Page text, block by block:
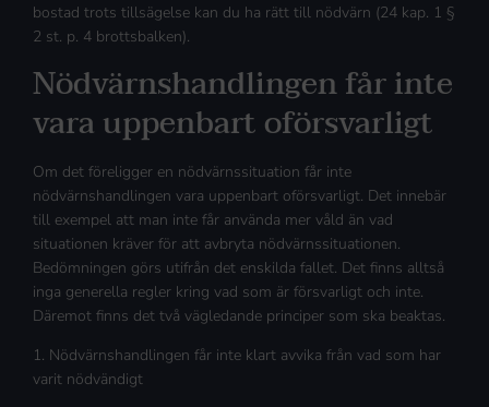
bostad trots tillsägelse kan du ha rätt till nödvärn (24 kap. 1 §
2 st. p. 4 brottsbalken).
Nödvärnshandlingen får inte
vara uppenbart oförsvarligt
Om det föreligger en nödvärnssituation får inte
nödvärnshandlingen vara uppenbart oförsvarligt. Det innebär
till exempel att man inte får använda mer våld än vad
situationen kräver för att avbryta nödvärnssituationen.
Bedömningen görs utifrån det enskilda fallet. Det finns alltså
inga generella regler kring vad som är försvarligt och inte.
Däremot finns det två vägledande principer som ska beaktas.
1. Nödvärnshandlingen får inte klart avvika från vad som har
varit nödvändigt